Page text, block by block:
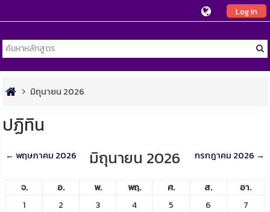
Log In
มิถุนายน 2026
ปฏิทิน
← พฤษภาคม 2026 มิถุนายน 2026 กรกฎาคม 2026 →
จ. อ. พ. พฤ. ศ. ส.
อา.
1
2 3 4 5 6 7